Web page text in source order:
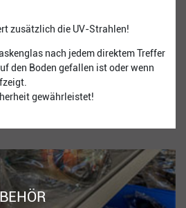
zusätzlich die UV-Strahlen!
nach jedem direktem Treffer
den Boden gefallen ist oder wenn
gewährleistet!